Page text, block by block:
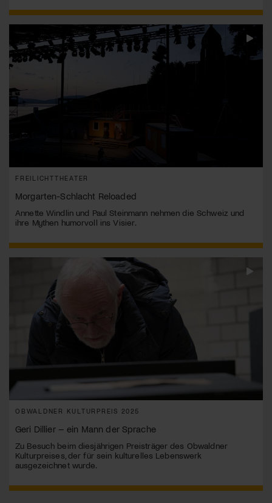
FREILICHTTHEATER
Morgarten-Schlacht Reloaded
Annette Windlin und Paul Steinmann nehmen die Schweiz und
ihre Mythen humorvoll ins Visier.
OBWALDNER KULTURPREIS 2025
Geri Dillier – ein Mann der Sprache
Zu Besuch beim diesjährigen Preisträger des Obwaldner
Kulturpreises, der für sein kulturelles Lebenswerk
ausgezeichnet wurde.